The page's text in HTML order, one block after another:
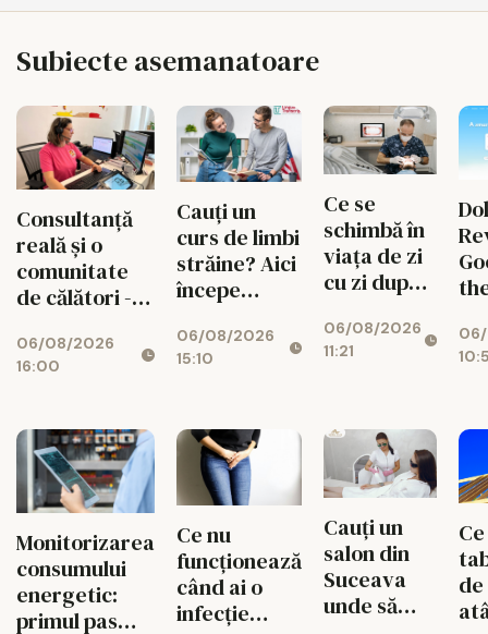
Subiecte asemanatoare
Consultanță
reală și o
comunitate
de călători -
spatele
fiecărui
CISTOUR
06/08/2026
16:00
Cauți un
curs de limbi
străine? Aici
începe
ta cu Lingua
Transcript
06/08/2026
15:10
Ce se
schimbă în
viața de zi
cu zi după
dentar
06/08/2026
11:21
Monitorizarea
consumului
energetic:
primul pas
Ce nu
funcționează
când ai o
infecție
Cauți un
salon din
Suceava
unde să